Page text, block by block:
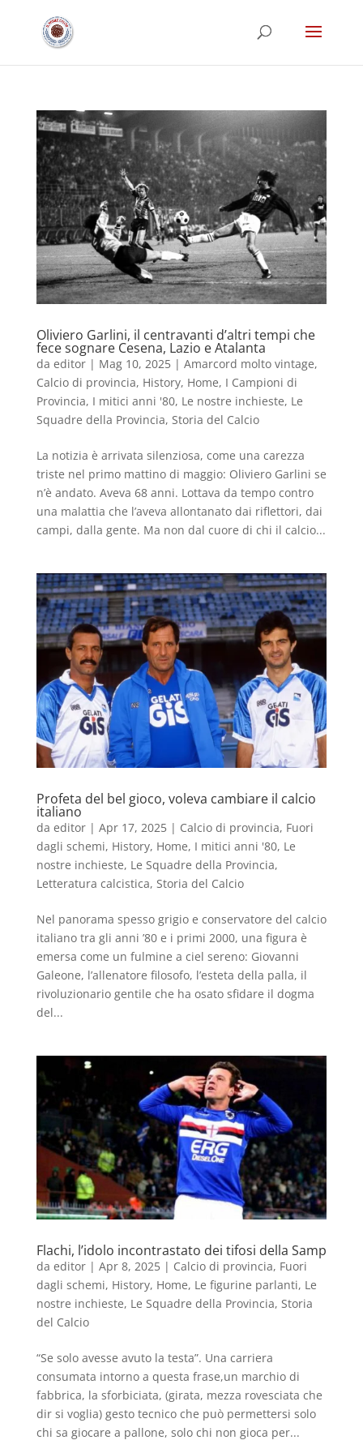
Oliviero Garlini, il centravanti d’altri tempi che
fece sognare Cesena, Lazio e Atalanta
da editor| Mag 10, 2025| Amarcord molto vintage,
Calcio di provincia, History, Home, I Campioni di
Provincia, I mitici anni '80, Le nostre inchieste, Le
Squadre della Provincia, Storia del Calcio
La notizia è arrivata silenziosa, come una carezza
triste nel primo mattino di maggio: Oliviero Garlini se
n’è andato. Aveva 68 anni. Lottava da tempo contro
una malattia che l’aveva allontanato dai riflettori, dai
campi, dalla gente. Ma non dal cuore di chi il calcio...
Profeta del bel gioco, voleva cambiare il calcio
italiano
da editor| Apr 17, 2025| Calcio di provincia, Fuori
dagli schemi, History, Home, I mitici anni '80, Le
nostre inchieste, Le Squadre della Provincia,
Letteratura calcistica, Storia del Calcio
Nel panorama spesso grigio e conservatore del calcio
italiano tra gli anni ’80 e i primi 2000, una figura è
emersa come un fulmine a ciel sereno: Giovanni
Galeone, l’allenatore filosofo, l’esteta della palla, il
rivoluzionario gentile che ha osato sfidare il dogma
del...
Flachi, l’idolo incontrastato dei tifosi della Samp
da editor| Apr 8, 2025| Calcio di provincia, Fuori
dagli schemi, History, Home, Le figurine parlanti, Le
nostre inchieste, Le Squadre della Provincia, Storia
del Calcio
“Se solo avesse avuto la testa”. Una carriera
consumata intorno a questa frase,un marchio di
fabbrica, la sforbiciata, (girata, mezza rovesciata che
dir si voglia) gesto tecnico che può permettersi solo
chi sa giocare a pallone, solo chi non gioca per...